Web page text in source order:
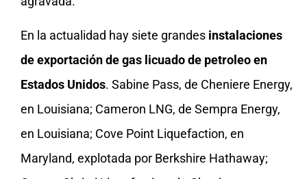
En la actualidad hay siete grandes instalaciones
de exportación de gas licuado de petroleo en
Estados Unidos. Sabine Pass, de Cheniere Energy,
en Louisiana; Cameron LNG, de Sempra Energy,
en Louisiana; Cove Point Liquefaction, en
Maryland, explotada por Berkshire Hathaway;